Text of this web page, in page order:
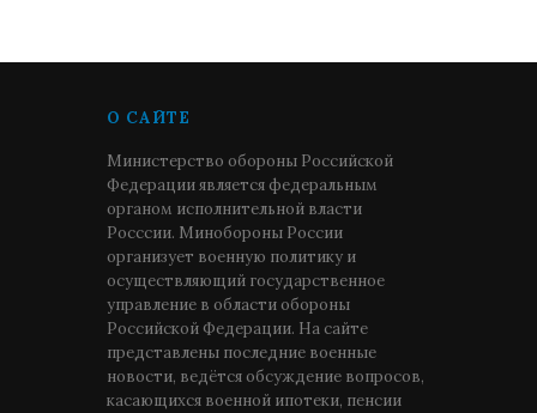
О САЙТЕ
Министерство обороны Российской
Федерации является федеральным
органом исполнительной власти
Росссии. Минобороны России
организует военную политику и
осуществляющий государственное
управление в области обороны
Российской Федерации. На сайте
представлены последние военные
новости, ведётся обсуждение вопросов,
касающихся военной ипотеки, пенсии